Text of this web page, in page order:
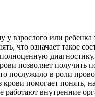
у взрослого или
что означает такое
позволяет получить
послужило в роли
помогает понять,
работают внутренние